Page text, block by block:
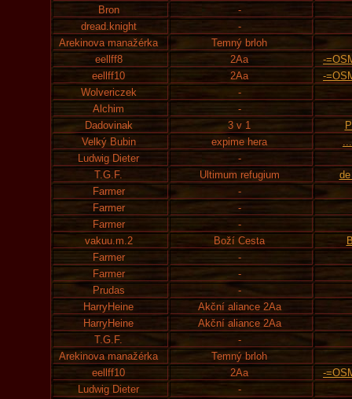
Bron
-
dread.knight
-
Arekinova manažérka
Temný brloh
eellff8
2Aa
-
eellff10
2Aa
-
Wolvericzek
-
Alchim
-
Dadovinak
3 v 1
Velký Bubin
expime hera
Ludwig Dieter
-
T.G.F.
Ultimum refugium
Farmer
-
Farmer
-
Farmer
-
vakuu.m.2
Boží Cesta
Farmer
-
Farmer
-
Prudas
-
HarryHeine
Akční aliance 2Aa
HarryHeine
Akční aliance 2Aa
T.G.F.
-
Arekinova manažérka
Temný brloh
eellff10
2Aa
-
Ludwig Dieter
-